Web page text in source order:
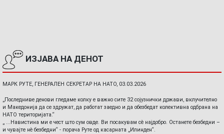
ИЗЈАВА НА ДЕНОТ
МАРК РУТЕ, ГЕНЕРАЛЕН СЕКРЕТАР НА НАТО, 03.03.2026
„Последниве денови гледаме колку е важно сите 32 сојузнички држави, вклучително
и Македонија да се здружат, да работат заедно и да обезбедат колективна одбрана на
НАТО територијата.“
„ ...Навистина ми е чест што сум овде. Ви посакувам сè најдобро. Останете безбедни –
и чувајте нè безбедни“ - порача Руте од касарната „Илинден“.